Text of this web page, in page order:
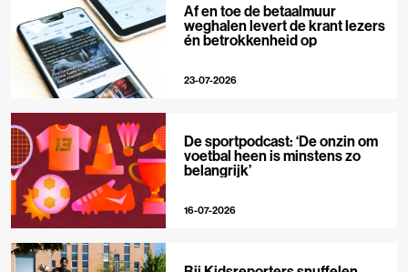
Af en toe de betaalmuur
weghalen levert de krant lezers
én betrokkenheid op
23-07-2026
De sportpodcast: ‘De onzin om
voetbal heen is minstens zo
belangrijk’
16-07-2026